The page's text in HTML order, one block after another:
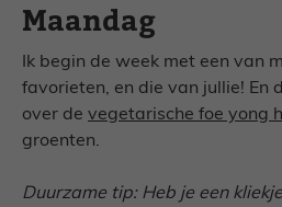
Maandag
Ik begin de week met een van
favorieten, en die van jullie! En
over de vegetarische foe yong
groenten.
Duurzame tip: Heb je een